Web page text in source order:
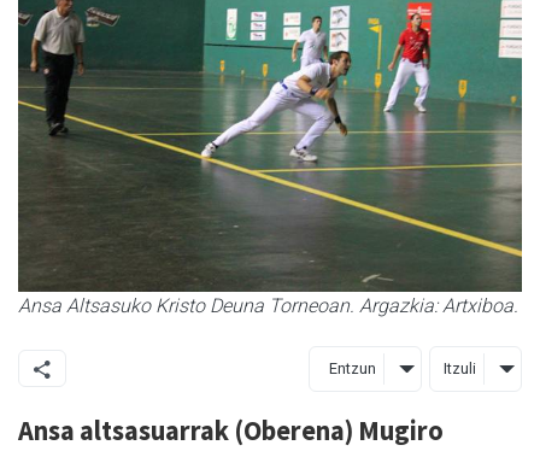
Ansa Altsasuko Kristo Deuna Torneoan. Argazkia: Artxiboa.
Entzun Itzuli
Ansa altsasuarrak (Oberena) Mugiro